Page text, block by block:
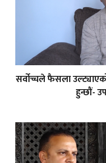
सर्वोच्चले फैसला
हुन्छौं-